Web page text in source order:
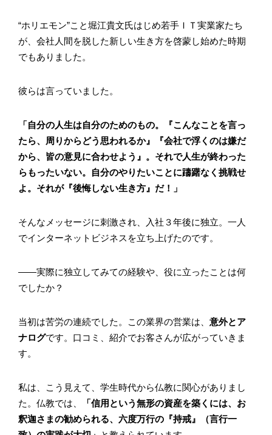
“ホリエモン”こと堀江貴文氏はじめ若手ＩＴ実業家たち
が、会社人間を脱した新しい生き方を啓蒙し始めた時期
でもありました。
彼らは言っていました。
「自分の人生は自分のためのもの。『こんなことを言っ
たら、周りからどう思われるか』『会社で浮くのは嫌だ
から、皆の意見に合わせよう』。それで人生が終わった
らもったいない。自分のやりたいことに躊躇なく挑戦せ
よ。それが『後悔しない生き方』だ！」
そんなメッセージに刺激され、入社３年後に独立。一人
でインターネットビジネスを立ち上げたのです。
――実際に独立してみての経験や、役に立ったことは何
でしたか？
当初は苦労の連続でした。この業界の営業は、 意外とア
ナログです。口コミ、紹介でお客さんが広がっていきま
す。
私は、こう見えて、学生時代から仏教に関心がありまし
た。仏教では、
「信用という無形の資産を築くには、お
釈迦さまの勧められる、六度万行の『持戒』（言行一